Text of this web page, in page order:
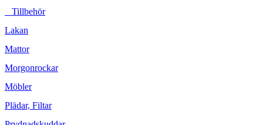
Tillbehör
Lakan
Mattor
Morgonrockar
Möbler
Plädar, Filtar